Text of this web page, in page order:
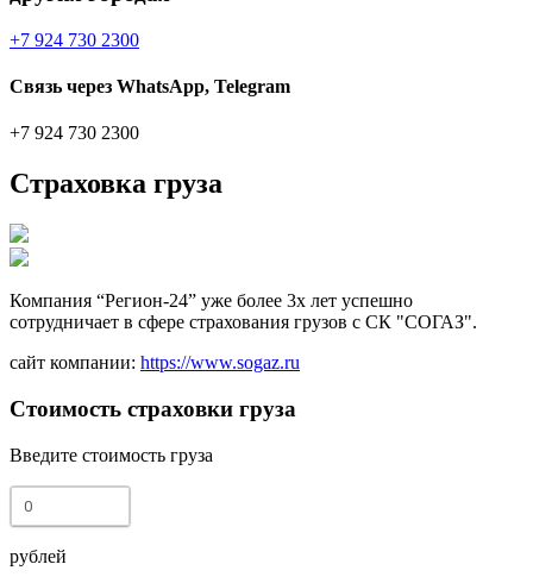
+7 924 730 2300
Связь через WhatsApp, Telegram
+7 924 730 2300
Страховка груза
Компания “Регион-24” уже более 3х лет успешно
сотрудничает в сфере страхования грузов с СК "СОГАЗ".
сайт компании: https://www.sogaz.ru
Стоимость страховки груза
Введите стоимость груза
рублей